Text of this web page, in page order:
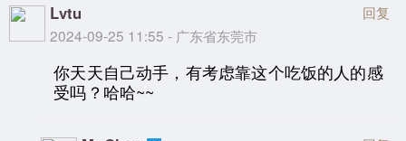
Lvtu
2024-09-25 11:55 - 广东省东莞市
回复
你天天自己动手，有考虑靠这个吃饭的人的感
受吗？哈哈~~